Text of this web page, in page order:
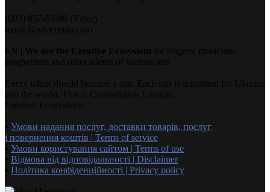
Умови надання послуг, доставки товарів, послуг
і повернення коштів | Terms of service
Умови користування сайтом | Terms of use
Відмова від відповідальності | Disclaimer
Політика конфіденційності | Privacy policy